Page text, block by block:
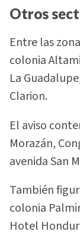
Otros
Entre las
colonia
La
Clarion.
El aviso
Morazán,
avenida San
También
colonia
Hotel